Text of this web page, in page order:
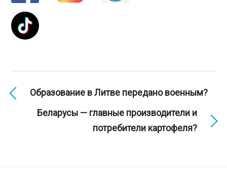
Образование в Литве передано военным?
Беларусы — главные производители и
потребители картофеля?